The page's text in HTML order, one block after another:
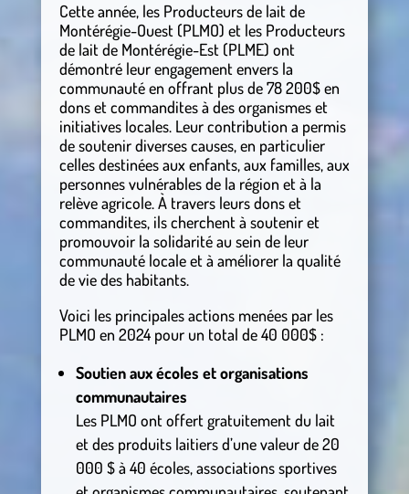
Cette année, les Producteurs de lait de
Montérégie-Ouest (PLMO) et les Producteurs
de lait de Montérégie-Est (PLME) ont
démontré leur engagement envers la
communauté en offrant plus de 78 200$ en
dons et commandites à des organismes et
initiatives locales. Leur contribution a permis
de soutenir diverses causes, en particulier
celles destinées aux enfants, aux familles, aux
personnes vulnérables de la région et à la
relève agricole. À travers leurs dons et
commandites, ils cherchent à soutenir et
promouvoir la solidarité au sein de leur
communauté locale et à améliorer la qualité
de vie des habitants.
Voici les principales actions menées par les
PLMO en 2024 pour un total de 40 000$ :
Soutien aux écoles et organisations
communautaires
Les PLMO ont offert gratuitement du lait
et des produits laitiers d’une valeur de 20
000 $ à 40 écoles, associations sportives